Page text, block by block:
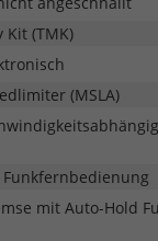
(TMK)
(MSLA)
mit Auto-Hold